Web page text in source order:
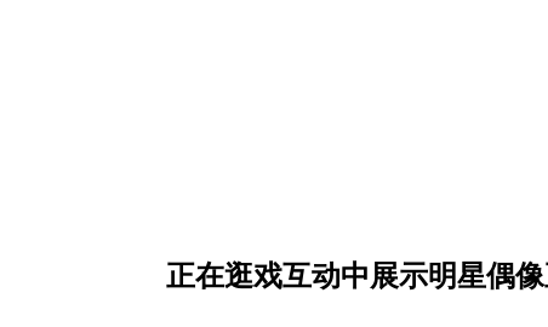
正在逛戏互动中展示明星偶